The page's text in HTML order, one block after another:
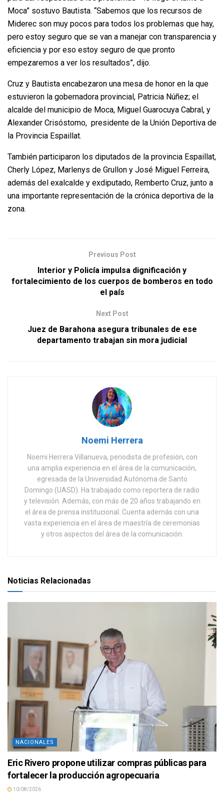
Moca” sostuvo Bautista. “Sabemos que los recursos de
Miderec son muy pocos para todos los problemas que hay,
pero estoy seguro que se van a manejar con transparencia y
eficiencia y por eso estoy seguro de que pronto
empezaremos a ver los resultados”, dijo.
Cruz y Bautista encabezaron una mesa de honor en la que
estuvieron la gobernadora provincial, Patricia Núñez; el
alcalde del municipio de Moca, Miguel Guarocuya Cabral, y
Alexander Crisóstomo, presidente de la Unión Deportiva de
la Provincia Espaillat.
También participaron los diputados de la provincia Espaillat,
Cherly López, Marlenys de Grullon y José Miguel Ferreira,
además del exalcalde y exdiputado, Remberto Cruz, junto a
una importante representación de la crónica deportiva de la
zona.
Previous Post
Interior y Policía impulsa dignificación y
fortalecimiento de los cuerpos de bomberos en todo
el país
Next Post
Juez de Barahona asegura tribunales de ese
departamento trabajan sin mora judicial
Noemi Herrera
Noemi Herrera Villanueva, periodista de profesión, con
una amplia experiencia en el área de la comunicación,
egresada de la Universidad Autónoma de Santo
Domingo (UASD). Ha trabajado como reportera de radio
y televisión. Además, con más de 20 años trabajando en
el área de prensa institucional. Cuenta además con una
vasta experiencia en el área de maestría de ceremonias
y otros aspectos del área de la comunicación.
Noticias Relacionadas
NACIONALES
Eric Rivero propone utilizar compras públicas para
fortalecer la producción agropecuaria
10/08/2026